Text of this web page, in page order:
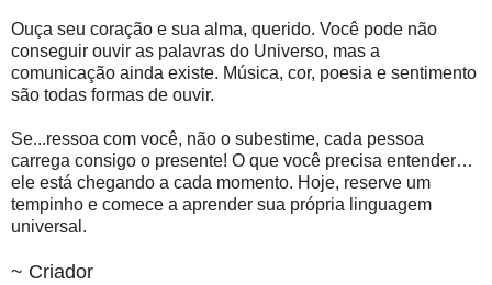
Ouça seu coração e sua alma, querido. Você pode não
conseguir ouvir as palavras do Universo, mas a
comunicação ainda existe. Música, cor, poesia e sentimento
são todas formas de ouvir.
Se...ressoa com você, não o subestime, cada pessoa
carrega consigo o presente! O que você precisa entender…
ele está chegando a cada momento. Hoje, reserve um
tempinho e comece a aprender sua própria linguagem
universal.
~ Criador